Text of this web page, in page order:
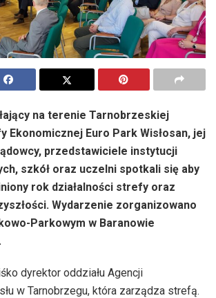
na terenie Tarnobrzeskiej
Ekonomicznej Euro Park Wisłosan, jej
przedstawiciele instytucji
szkół oraz uczelni spotkali się aby
rok działalności strefy oraz
Wydarzenie zorganizowano
Parkowym w Baranowie
dyrektor oddziału Agencji
w Tarnobrzegu, która zarządza strefą.